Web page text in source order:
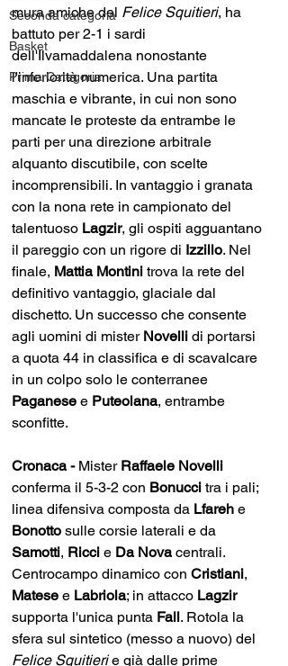
Seconda categoria
Basket
Prima Categoria
mura amiche del Felice Squitieri, ha
battuto per 2-1 i sardi
dell'Ilvamaddalena nonostante
l'inferiorità numerica. Una partita
maschia e vibrante, in cui non sono
mancate le proteste da entrambe le
parti per una direzione arbitrale
alquanto discutibile, con scelte
incomprensibili. In vantaggio i granata
con la nona rete in campionato del
talentuoso Lagzir, gli ospiti agguantano
il pareggio con un rigore di Izzillo. Nel
finale, Mattia Montini trova la rete del
definitivo vantaggio, glaciale dal
dischetto. Un successo che consente
agli uomini di mister Novelli di portarsi
a quota 44 in classifica e di scavalcare
in un colpo solo le conterranee
Paganese e Puteolana, entrambe
sconfitte.
Cronaca - Mister Raffaele Novelli
conferma il 5-3-2 con Bonucci tra i pali;
linea difensiva composta da Lfareh e
Bonotto sulle corsie laterali e da
Samotti, Ricci e Da Nova centrali.
Centrocampo dinamico con Cristiani,
Matese e Labriola; in attacco Lagzir
supporta l'unica punta Fall. Rotola la
sfera sul sintetico (messo a nuovo) del
Felice Squitieri e già dalle prime